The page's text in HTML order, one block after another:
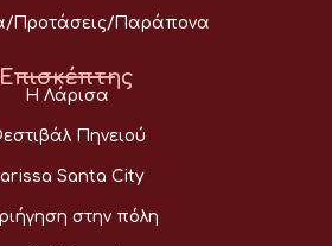
Προτάσεις/Παράπονα
Επισκέπτης
Η Λάρισα
Πηνειού
Santa City
στην πόλη